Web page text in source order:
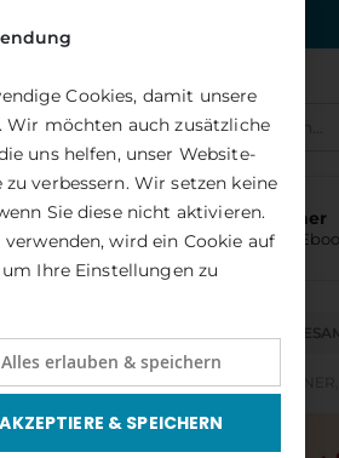
Alle(s)
Bücher
und
AUTOREN L – R RITTINER,
Cookies, damit unsere
möchten auch zusätzliche
uns helfen, unser Website-
verbessern. Wir setzen keine
Sie diese nicht aktivieren.
verwenden, wird ein Cookie auf
Ihre Einstellungen zu
Alles erlauben & speichern
AKZEPTIERE & SPEICHERN